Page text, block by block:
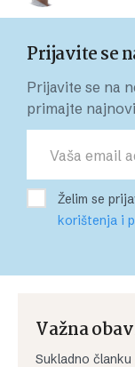
Prijavite se
Prijavite se na
primajte
Želim se
korištenja i
Važna
Sukladno